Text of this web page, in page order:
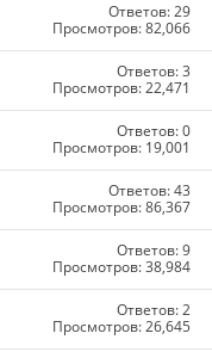
Ответов: 29
Просмотров: 82,066
Ответов: 3
Просмотров: 22,471
Ответов: 0
Просмотров: 19,001
Ответов: 43
Просмотров: 86,367
Ответов: 9
Просмотров: 38,984
Ответов: 2
Просмотров: 26,645